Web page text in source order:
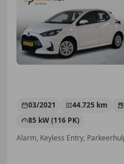
03/2021 44.725 km
85 kW (116 PK)